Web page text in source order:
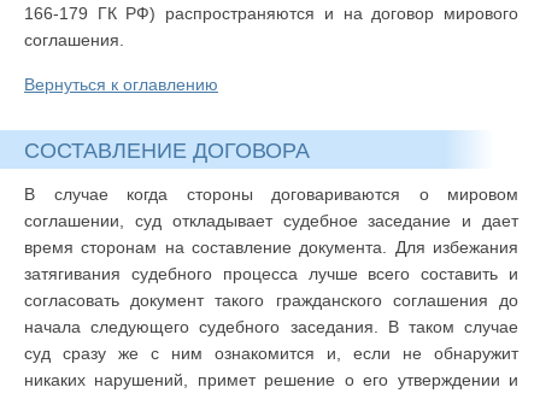
166-179 ГК РФ) распространяются и на договор мирового
соглашения.
Вернуться к оглавлению
СОСТАВЛЕНИЕ ДОГОВОРА
В случае когда стороны договариваются о мировом
соглашении, суд откладывает судебное заседание и дает
время сторонам на составление документа. Для избежания
затягивания судебного процесса лучше всего составить и
согласовать документ такого гражданского соглашения до
начала следующего судебного заседания. В таком случае
суд сразу же с ним ознакомится и, если не обнаружит
никаких нарушений, примет решение о его утверждении и